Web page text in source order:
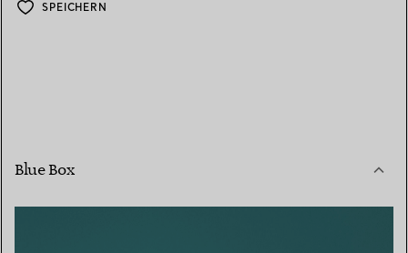
SPEICHERN
Blue Box